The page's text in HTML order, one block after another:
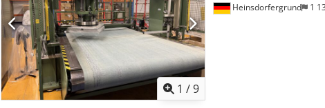
1 /9
Heinsdorfergrund 1